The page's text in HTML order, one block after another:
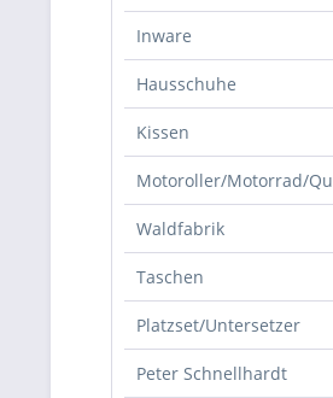
Inware
Hausschuhe
Kissen
Waldfabrik
Taschen
Platzset/Untersetzer
Peter Schnellhardt